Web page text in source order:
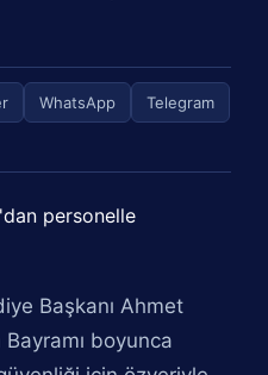
WhatsApp Telegram
Başkanı Ahmet
boyunca